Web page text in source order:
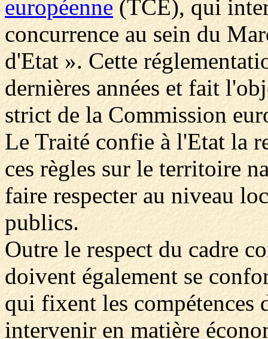
européenne(TCE), qui
concurrence au sein du
d'Etat ». Cette
dernières années et fait
strict de la Commission
Le Traité confie à l'Etat la
ces règles sur le territoire
faire respecter au niveau
publics.
Outre le respect du cadre
doivent également se
qui fixent les compétences
intervenir en matière